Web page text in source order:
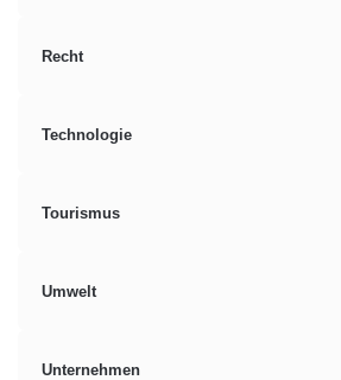
Recht
Technologie
Tourismus
Umwelt
Unternehmen